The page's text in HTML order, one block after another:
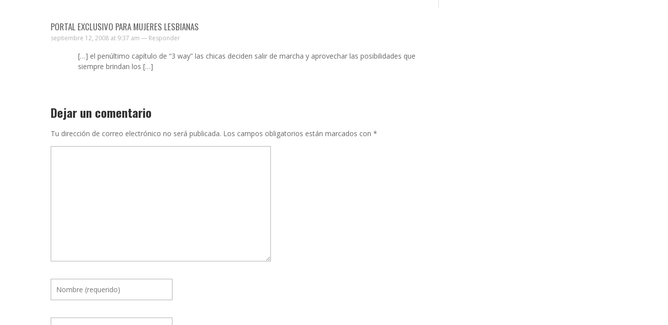
PORTAL EXCLUSIVO PARA MUJERES LESBIANAS
septiembre 12, 2008 at 9:37 am — Responder
[…] el penúltimo capítulo de “3 way” las chicas deciden salir de marcha y aprovechar las posibilidades que
siempre brindan los […]
Dejar un comentario
Tu dirección de correo electrónico no será publicada. Los campos obligatorios están marcados con *